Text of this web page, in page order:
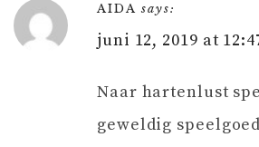
AIDA says:
juni 12, 2019 at
Naar hartenlust
geweldig